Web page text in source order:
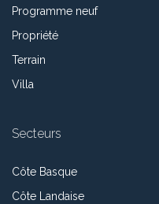
Programme neuf
Propriété
Terrain
Villa
Secteurs
Côte Basque
Côte Landaise